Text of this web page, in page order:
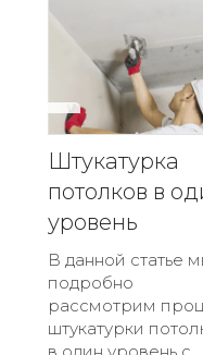
Штукатурка
потолков в
уровень
В данной статье
подробно
рассмотрим
штукатурки
в один уровень с